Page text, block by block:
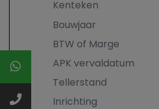
Kenteken
Bouwjaar
BTW of Marge
APK vervaldatum
Tellerstand
Inrichting